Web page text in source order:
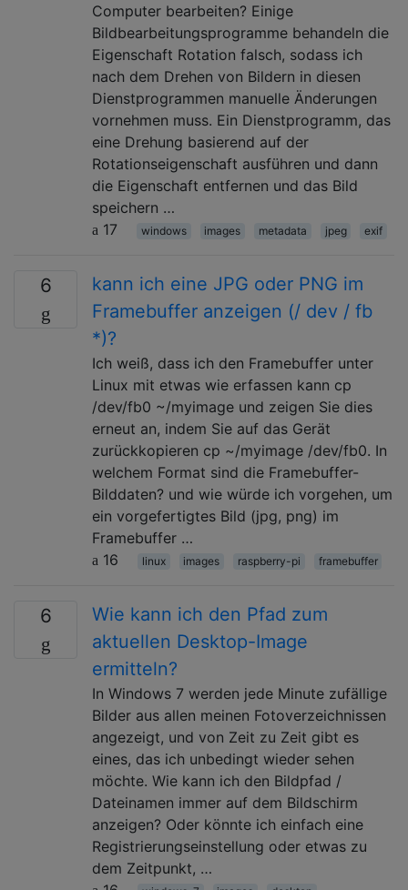
Computer bearbeiten? Einige
Bildbearbeitungsprogramme behandeln die
Eigenschaft Rotation falsch, sodass ich
nach dem Drehen von Bildern in diesen
Dienstprogrammen manuelle Änderungen
vornehmen muss. Ein Dienstprogramm, das
eine Drehung basierend auf der
Rotationseigenschaft ausführen und dann
die Eigenschaft entfernen und das Bild
speichern …
17
windows images metadata jpeg exif
6
kann ich eine JPG oder PNG im
Framebuffer anzeigen (/ dev / fb
*)?
Ich weiß, dass ich den Framebuffer unter
Linux mit etwas wie erfassen kann cp
/dev/fb0 ~/myimage und zeigen Sie dies
erneut an, indem Sie auf das Gerät
zurückkopieren cp ~/myimage /dev/fb0. In
welchem ​​Format sind die Framebuffer-
Bilddaten? und wie würde ich vorgehen, um
ein vorgefertigtes Bild (jpg, png) im
Framebuffer …
16
linux images raspberry-pi framebuffer
6
Wie kann ich den Pfad zum
aktuellen Desktop-Image
ermitteln?
In Windows 7 werden jede Minute zufällige
Bilder aus allen meinen Fotoverzeichnissen
angezeigt, und von Zeit zu Zeit gibt es
eines, das ich unbedingt wieder sehen
möchte. Wie kann ich den Bildpfad /
Dateinamen immer auf dem Bildschirm
anzeigen? Oder könnte ich einfach eine
Registrierungseinstellung oder etwas zu
dem Zeitpunkt, …